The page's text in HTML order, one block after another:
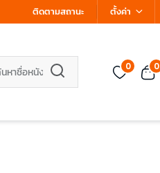
ติดตามสถานะ ตั้งค่า
0 0